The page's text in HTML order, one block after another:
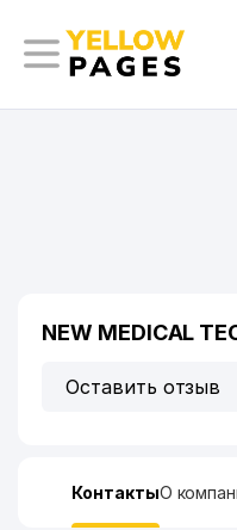
NEW MEDICAL
Оставить отзыв
КонтактыО